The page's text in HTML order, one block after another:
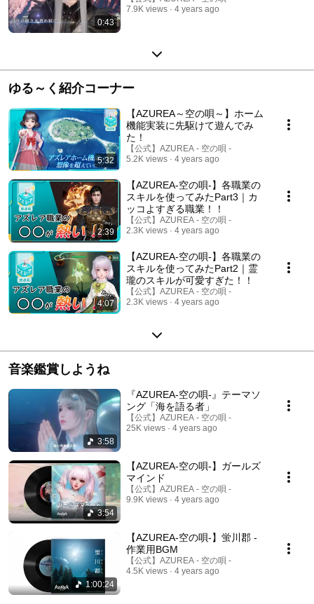
0:43
7.9K views
4 years ago
ゆる～く紹介コーナー
5:32
【AZUREA～空の唄～】ホーム
機能実装に先駆けて遊んでみ
た！
【公式】AZUREA - 空の唄 -
5.2K views
4 years ago
2:39
【AZUREA-空の唄-】各職業の
スキルを使ってみたPart3｜カ
ッコよすぎる職業！！
【公式】AZUREA - 空の唄 -
2.3K views
4 years ago
4:07
【AZUREA-空の唄-】各職業の
スキルを使ってみたPart2｜霊
瓏のスキルが可愛すぎた！！
【公式】AZUREA - 空の唄 -
2.3K views
4 years ago
音楽鑑賞しようね
3:58
『AZUREA-空の唄-』テーマソ
ング「海を語る者」
【公式】AZUREA - 空の唄 -
25K views
4 years ago
3:54
【AZUREA-空の唄-】ガールズ
マインド
【公式】AZUREA - 空の唄 -
9.9K views
4 years ago
1:00:24
【AZUREA-空の唄-】蛍川郡 -
作業用BGM
【公式】AZUREA - 空の唄 -
4.5K views
4 years ago